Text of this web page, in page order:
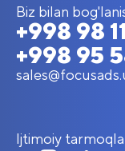
Biz bilan
+998 98
+998 95
Ijtimoiy